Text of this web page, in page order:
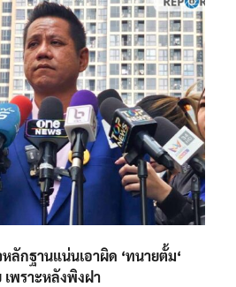
ลักฐานแน่นเอาผิด ‘ทนายตั้ม‘
พราะหลังพิงฝา